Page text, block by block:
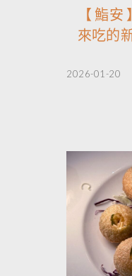
【 鮨
來吃的
2026-01-20